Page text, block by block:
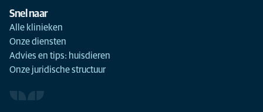
Snel naar
Alle klinieken
Onze diensten
Advies en tips: huisdieren
Onze juridische structuur